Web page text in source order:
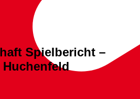
Spielbericht –
Huchenfeld